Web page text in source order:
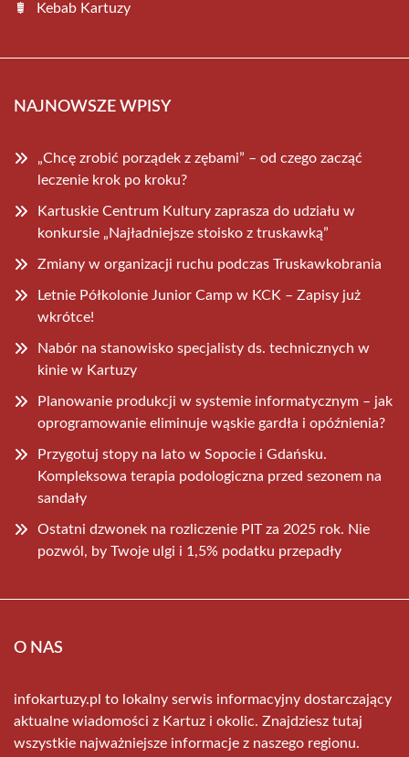
Kebab Kartuzy
NAJNOWSZE WPISY
„Chcę zrobić porządek z zębami” – od czego zacząć
leczenie krok po kroku?
Kartuskie Centrum Kultury zaprasza do udziału w
konkursie „Najładniejsze stoisko z truskawką”
Zmiany w organizacji ruchu podczas Truskawkobrania
Letnie Półkolonie Junior Camp w KCK – Zapisy już
wkrótce!
Nabór na stanowisko specjalisty ds. technicznych w
kinie w Kartuzy
Planowanie produkcji w systemie informatycznym – jak
oprogramowanie eliminuje wąskie gardła i opóźnienia?
Przygotuj stopy na lato w Sopocie i Gdańsku.
Kompleksowa terapia podologiczna przed sezonem na
sandały
Ostatni dzwonek na rozliczenie PIT za 2025 rok. Nie
pozwól, by Twoje ulgi i 1,5% podatku przepadły
O NAS
infokartuzy.pl to lokalny serwis informacyjny dostarczający
aktualne wiadomości z Kartuz i okolic. Znajdziesz tutaj
wszystkie najważniejsze informacje z naszego regionu.